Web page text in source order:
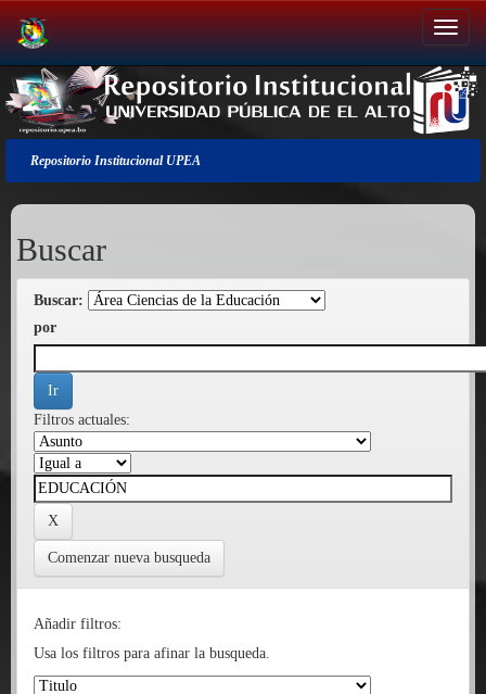
Salir
de
la
navegación
Repositorio Institucional UPEA
Buscar
Buscar:
por
Filtros actuales:
Comenzar nueva busqueda
Añadir filtros:
Usa los filtros para afinar la busqueda.